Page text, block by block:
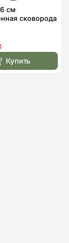
см
сковорода
Kohen
Купить